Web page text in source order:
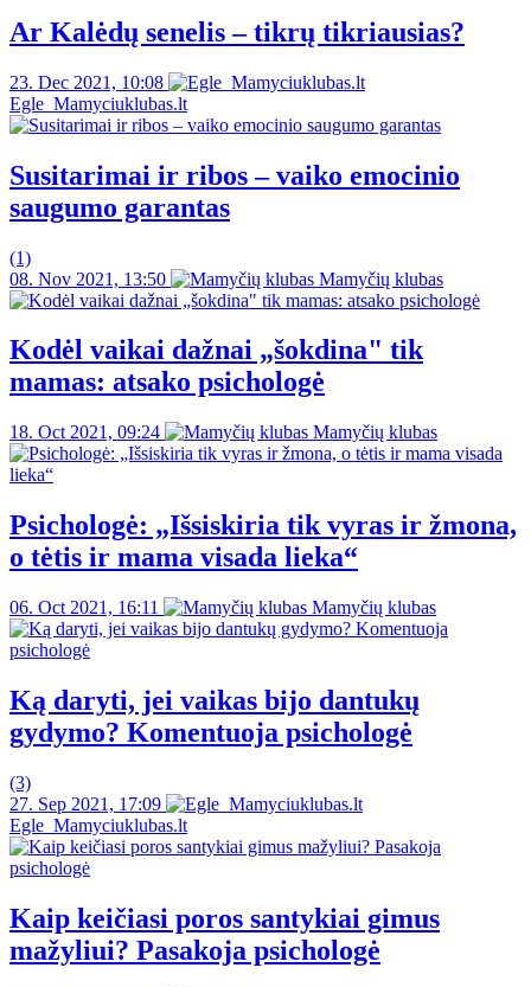
Ar Kalėdų senelis – tikrų tikriausias?
23. Dec 2021, 10:08
Egle_Mamyciuklubas.lt
Susitarimai ir ribos – vaiko emocinio
saugumo garantas
(1)
08. Nov 2021, 13:50
Mamyčių klubas
Kodėl vaikai dažnai „šokdina" tik
mamas: atsako psichologė
18. Oct 2021, 09:24 Mamyčių klubas
Psichologė: „Išsiskiria tik vyras ir žmona,
o tėtis ir mama visada lieka“
06. Oct 2021, 16:11 Mamyčių klubas
Ką daryti, jei vaikas bijo dantukų
gydymo? Komentuoja psichologė
(3)
27. Sep 2021, 17:09
Egle_Mamyciuklubas.lt
Kaip keičiasi poros santykiai gimus
mažyliui? Pasakoja psichologė